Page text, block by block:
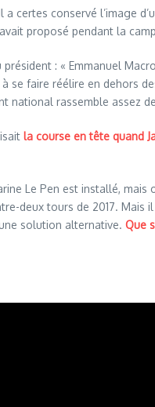
certes conservé l’image
proposé pendant la
: « Emmanuel
se faire réélire en dehors
national rassemble assez
la course en tête quand
Le Pen est installé, mais
deux tours de 2017. Mais
solution alternative. Que